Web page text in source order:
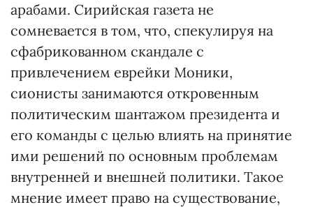
арабами. Сирийская газета не
сомневается в том, что, спекулируя на
сфабрикованном скандале с
привлечением еврейки Моники,
сионисты занимаются откровенным
политическим шантажом президента и
его команды с целью влиять на принятие
ими решений по основным проблемам
внутренней и внешней политики. Такое
мнение имеет право на существование,